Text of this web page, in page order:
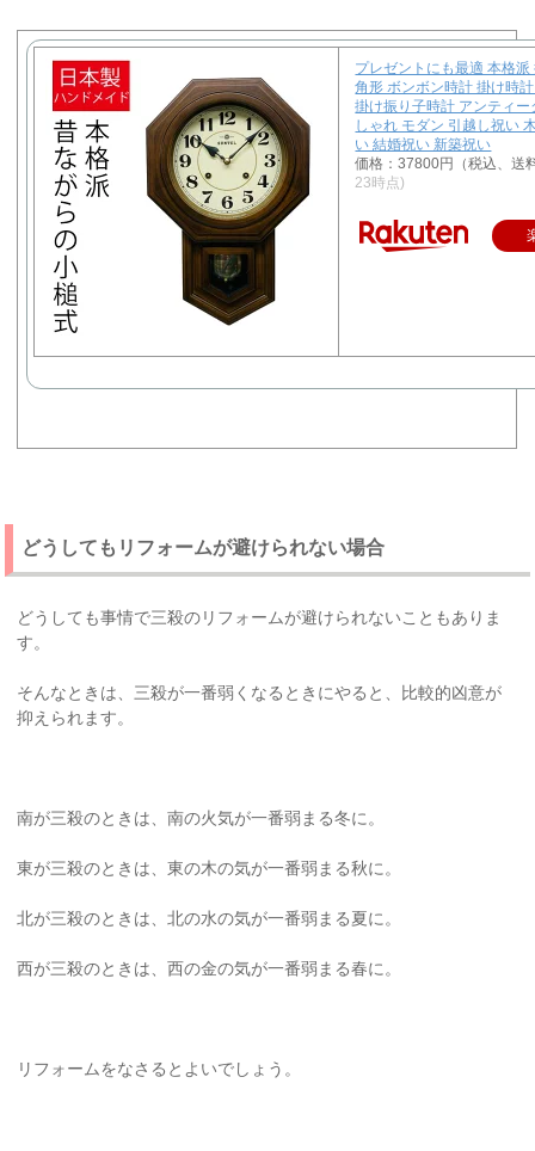
プレゼントにも最適 本格
角形 ボンボン時計 掛け時
掛け振り子時計 アンティー
しゃれ モダン 引越し祝い
い 結婚祝い 新築祝い
価格：37800円（税込、送
23時点)
どうしてもリフォームが避けられない場合
どうしても事情で三殺のリフォームが避けられないこともありま
す。
そんなときは、三殺が一番弱くなるときにやると、比較的凶意が
抑えられます。
南が三殺のときは、南の火気が一番弱まる冬に。
東が三殺のときは、東の木の気が一番弱まる秋に。
北が三殺のときは、北の水の気が一番弱まる夏に。
西が三殺のときは、西の金の気が一番弱まる春に。
リフォームをなさるとよいでしょう。